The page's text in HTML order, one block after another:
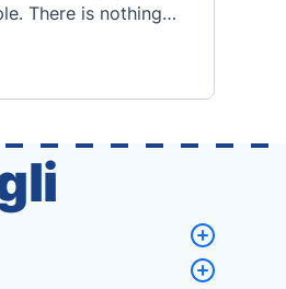
There is nothing
new city, country,
the culture, the